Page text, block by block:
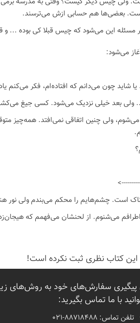
است. بعضی‌ها هم حسابی ازش می‌ترسند.
مسئله این می‌شود که چیس قبلا کی بوده ...
می‌شود:
شاید چون می‌دانم که افتاده‌ام، فکر می‌کنم
ولی بعد خیلی نزدیک می‌شود. کسی جیغ
می‌شوم، ولی چنین اتفاقی نمی‌افتد. همه‌چیز
است. چشم‌هایم را محکم می‌بندم ولی نور
می‌شنوم. از لحنشان می‌فهمم که
این كتاب نظری ثبت نكرده است!
پیگیری سفارش‌های خود به روش‌های
با ما تماس بگیرید:
تلفن تماس: 021-88718488